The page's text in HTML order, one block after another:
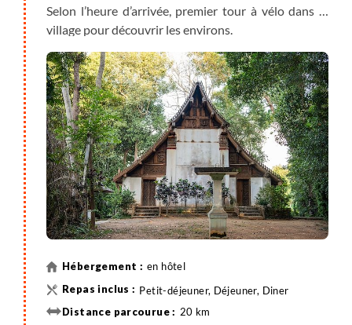
Selon l’heure d’arrivée, premier tour à vélo dans le
village pour découvrir les environs.
en hôtel
Petit-déjeuner, Déjeuner, Diner
20 km